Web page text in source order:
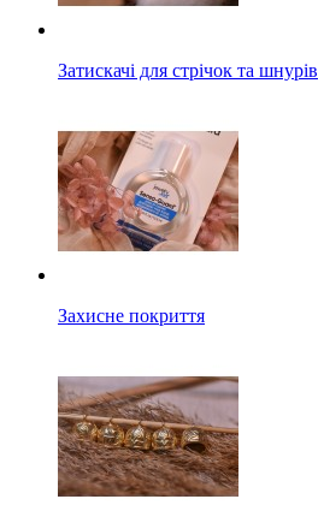
Затискачі для стрічок та шнурів
Захисне покриття